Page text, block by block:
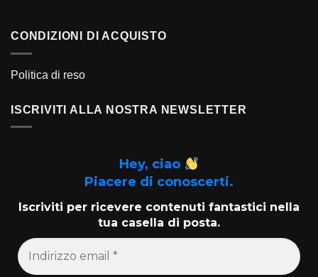
CONDIZIONI DI ACQUISTO
Politica di reso
ISCRIVITI ALLA NOSTRA NEWSLETTER
Hey, ciao
Piacere di conoscerti.
Iscriviti per ricevere contenuti fantastici nella
tua casella di posta.